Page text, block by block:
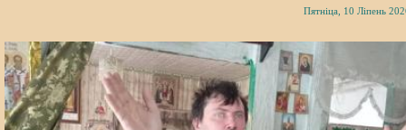
Пятніца, 10 Ліпень